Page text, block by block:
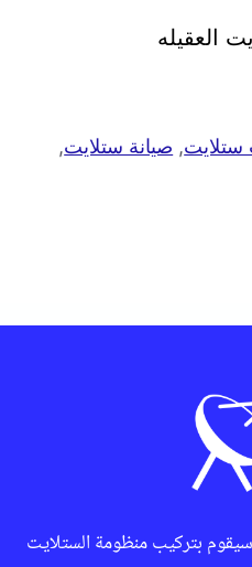
العقيله
ستلايت, صيانة ستلايت,
بتركيب منظومة الستلايت